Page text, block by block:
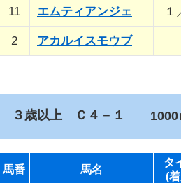
11 エムティアンジェ １
2 アカルイスモウブ
３歳以上 Ｃ４－１ 1000
馬番 馬名
タ
(